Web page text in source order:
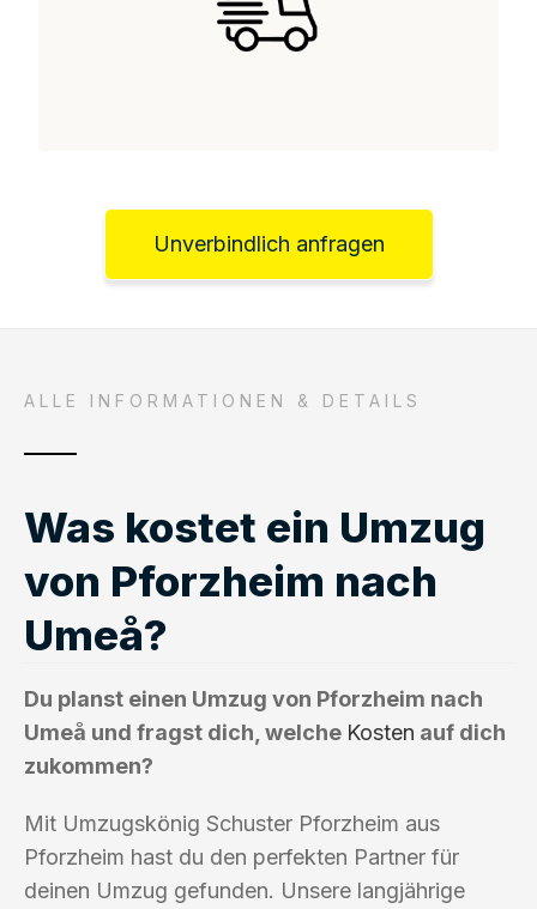
Unverbindlich anfragen
ALLE INFORMATIONEN & DETAILS
Was kostet ein Umzug
von Pforzheim nach
Umeå?
Du planst einen Umzug von Pforzheim nach
Umeå und fragst dich, welche Kosten auf dich
zukommen?
Mit Umzugskönig Schuster Pforzheim aus
Pforzheim hast du den perfekten Partner für
deinen Umzug gefunden. Unsere langjährige